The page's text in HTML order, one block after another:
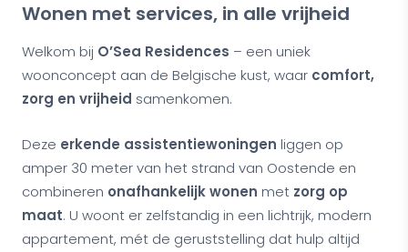
Wonen met services, in alle vrijheid
Welkom bij O’Sea Residences – een uniek
woonconcept aan de Belgische kust, waar comfort,
zorg en vrijheid samenkomen.
Deze erkende assistentiewoningen liggen op
amper 30 meter van het strand van Oostende en
combineren onafhankelijk wonen met zorg op
maat. U woont er zelfstandig in een lichtrijk, modern
appartement, mét de geruststelling dat hulp altijd